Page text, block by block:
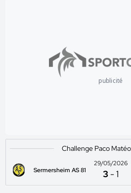
publicité
Challenge Paco
Sermersheim AS 81
29/05/2026
3 -1